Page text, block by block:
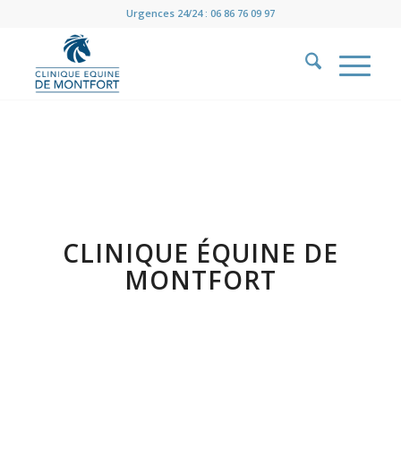
Urgences 24/24 : 06 86 76 09 97
CLINIQUE ÉQUINE DE
MONTFORT